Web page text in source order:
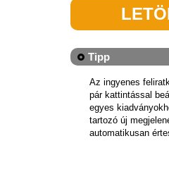
Tipp
Az ingyenes
pár kattintással
egyes
tartozó új
automatikusan